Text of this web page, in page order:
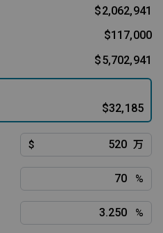
$2,062,941
$117,000
$5,702,941
$32,185
$ 万
%
%